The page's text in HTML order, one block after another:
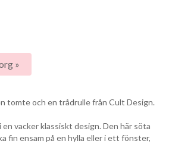
»
tomte och en trådrulle från Cult Design.
en vacker klassiskt design. Den här söta
fin ensam på en hylla eller i ett fönster,